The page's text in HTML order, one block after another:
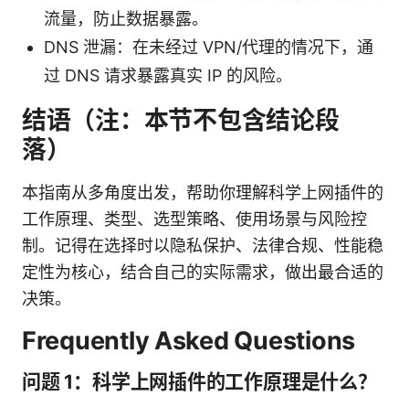
流量，防止数据暴露。
DNS 泄漏：在未经过 VPN/代理的情况下，通
过 DNS 请求暴露真实 IP 的风险。
结语（注：本节不包含结论段
落）
本指南从多角度出发，帮助你理解科学上网插件的
工作原理、类型、选型策略、使用场景与风险控
制。记得在选择时以隐私保护、法律合规、性能稳
定性为核心，结合自己的实际需求，做出最合适的
决策。
Frequently Asked Questions
问题 1：科学上网插件的工作原理是什么？